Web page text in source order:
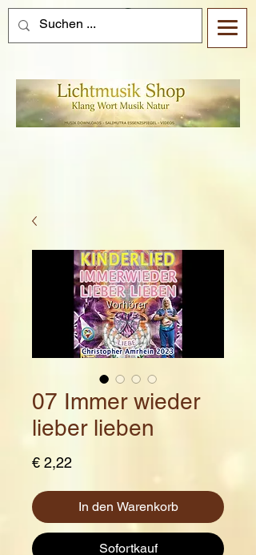
07 Immer wieder
lieber lieben
€ 2,22
In den Warenkorb
Sofortkauf